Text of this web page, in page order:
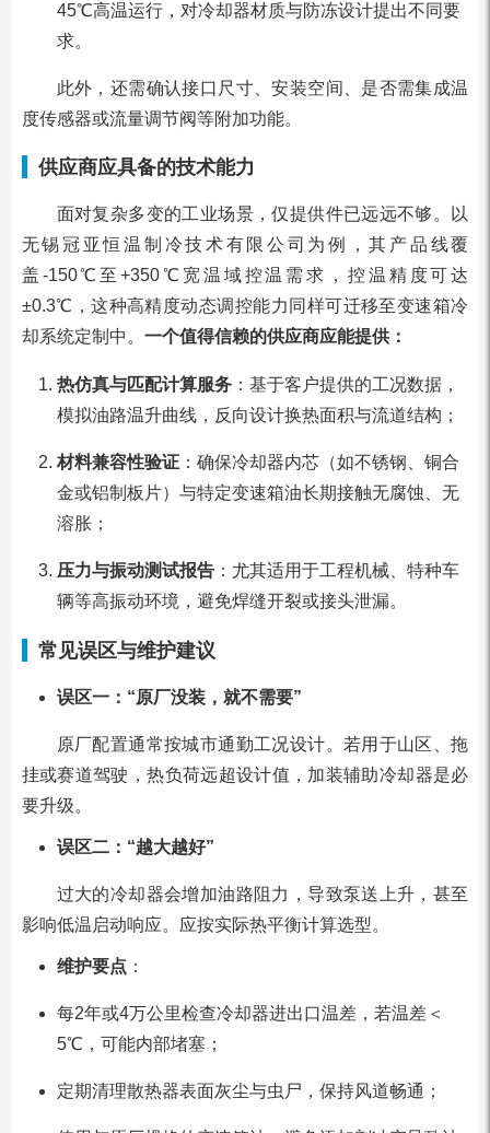
45℃高温运行，对冷却器材质与防冻设计提出不同要
求。
此外，还需确认接口尺寸、安装空间、是否需集成温
度传感器或流量调节阀等附加功能。
供应商应具备的技术能力
面对复杂多变的工业场景，仅提供件已远远不够。以
无锡冠亚恒温制冷技术有限公司为例，其产品线覆
盖-150℃至+350℃宽温域控温需求，控温精度可达
±0.3℃，这种高精度动态调控能力同样可迁移至变速箱冷
却系统定制中。 一个值得信赖的供应商应能提供：
热仿真与匹配计算服务：基于客户提供的工况数据，
模拟油路温升曲线，反向设计换热面积与流道结构；
材料兼容性验证：确保冷却器内芯（如不锈钢、铜合
金或铝制板片）与特定变速箱油长期接触无腐蚀、无
溶胀；
压力与振动测试报告：尤其适用于工程机械、特种车
辆等高振动环境，避免焊缝开裂或接头泄漏。
常见误区与维护建议
误区一：“原厂没装，就不需要”
原厂配置通常按城市通勤工况设计。若用于山区、拖
挂或赛道驾驶，热负荷远超设计值，加装辅助冷却器是必
要升级。
误区二：“越大越好”
过大的冷却器会增加油路阻力，导致泵送上升，甚至
影响低温启动响应。应按实际热平衡计算选型。
维护要点 ：
每2年或4万公里检查冷却器进出口温差，若温差＜
5℃，可能内部堵塞；
定期清理散热器表面灰尘与虫尸，保持风道畅通；